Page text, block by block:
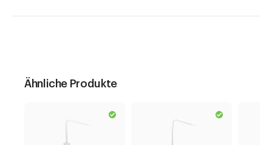
Ähnliche Produkte